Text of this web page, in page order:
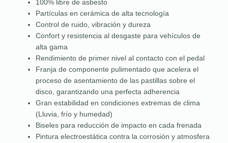
100% libre de asbesto
Partículas en cerámica de alta tecnología
Control de ruido, vibración y dureza
Confort y resistencia al desgaste para vehículos de
alta gama
Rendimiento de primer nivel al contacto con el pedal
Franja de componente pulimentado que acelera el
proceso de asentamiento de las pastillas sobre el
disco, garantizando una perfecta adherencia
Gran estabilidad en condiciones extremas de clima
(Lluvia, frío y humedad)
Biseles para reducción de impacto en cada frenada
Pintura electroestática contra la corrosión y atmosfera